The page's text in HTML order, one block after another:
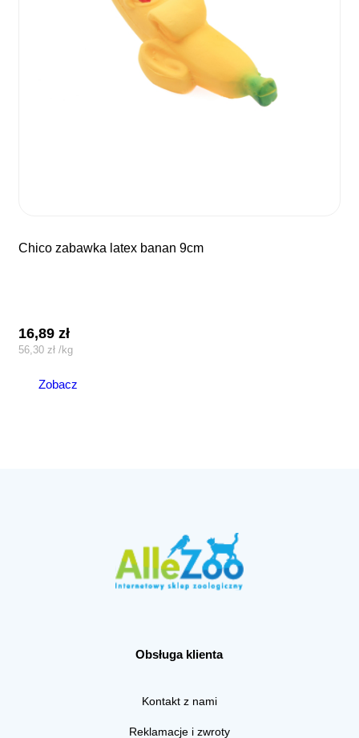
chico zabawka latex banan 9cm
16,89zł
56,30zł /kg
Zobacz
Obsługa klienta
Kontakt z nami
Reklamacje i zwroty